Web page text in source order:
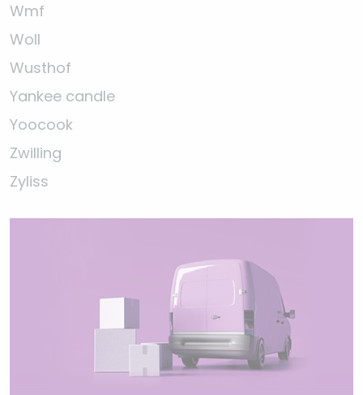
Wmf
Woll
Wusthof
Yankee candle
Yoocook
Zwilling
Zyliss